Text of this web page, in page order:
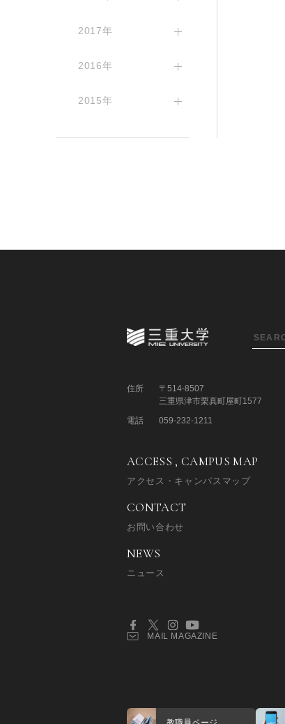
2017年
2016年
2015年
住所
〒514-8507
三重県津市栗真町屋町1577
電話
059-232-1211
ACCESS , CAMPUS MAP
アクセス・キャンパスマップ
CONTACT
お問い合わせ
NEWS
ニュース
MAIL MAGAZINE